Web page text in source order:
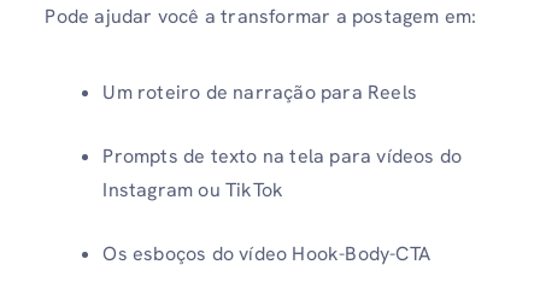
Pode ajudar você a transformar a postagem em:
Um roteiro de narração para Reels
Prompts de texto na tela para vídeos do
Instagram ou TikTok
Os esboços do vídeo Hook-Body-CTA